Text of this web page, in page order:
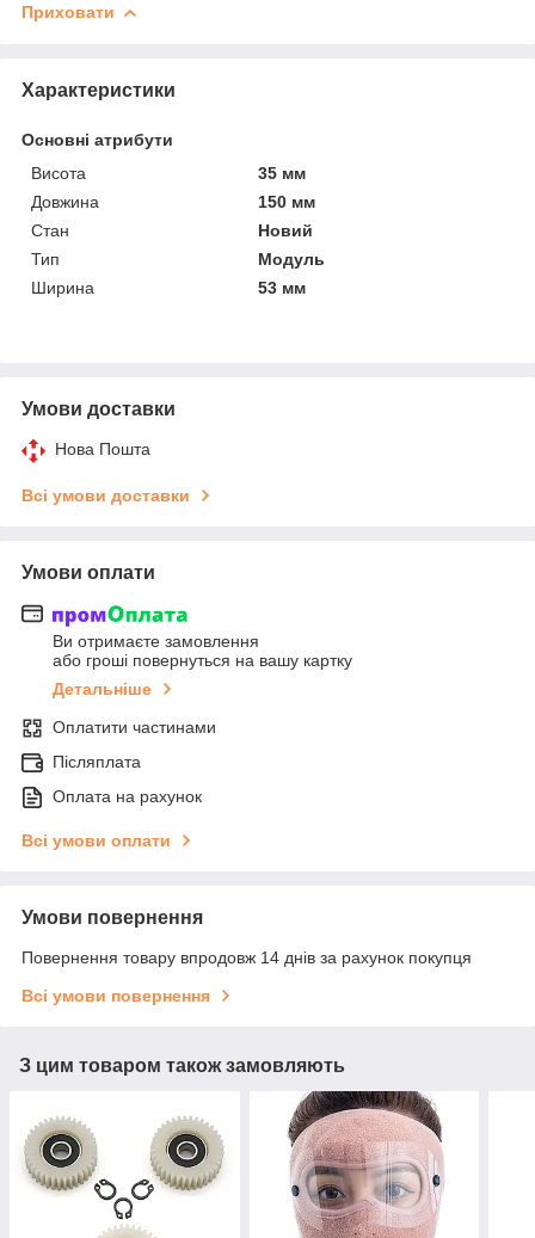
Приховати
Характеристики
Основні атрибути
Висота
35 мм
Довжина
150 мм
Стан
Новий
Тип
Модуль
Ширина
53 мм
Умови доставки
Нова Пошта
Всі умови доставки
Умови оплати
Ви отримаєте замовлення
або гроші повернуться на вашу картку
Детальніше
Оплатити частинами
Післяплата
Оплата на рахунок
Всі умови оплати
Умови повернення
Повернення товару впродовж 14 днів за рахунок покупця
Всі умови повернення
З цим товаром також замовляють